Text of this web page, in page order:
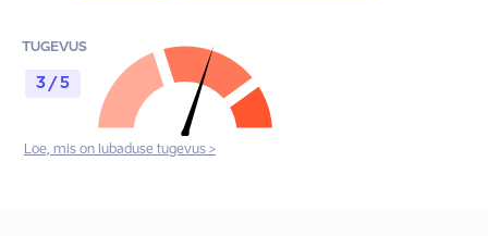
TUGEVUS
3 / 5
Loe, mis on lubaduse tugevus >